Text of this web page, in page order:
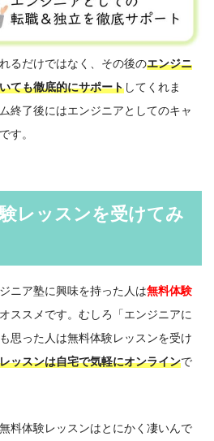
るだけではなく、その後のエンジニ
ても徹底的にサポートしてくれま
終了後にはエンジニアとしてのキャ
す。
レッスンを受けてみ
ニア塾に興味を持った人は無料体験
ススメです。むしろ「エンジニアに
思った人は無料体験レッスンを受け
ッスンは自宅で気軽にオンラインで
料体験レッスンはとにかく凄いんで